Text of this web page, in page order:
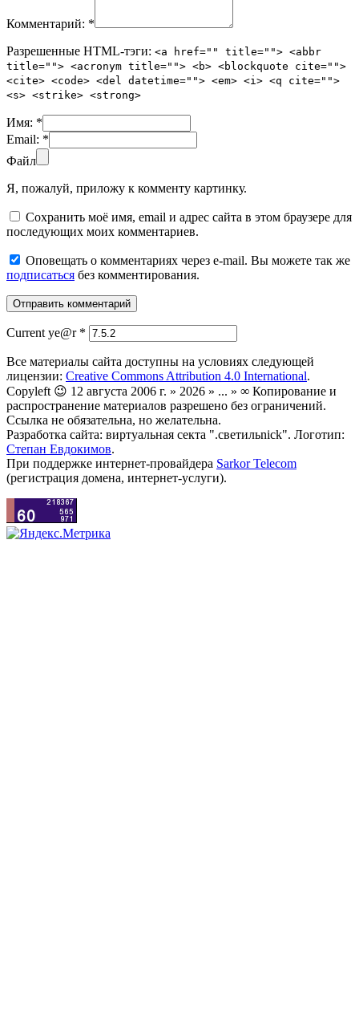
Комментарий: *
Разрешенные HTML-тэги: <a href="" title=""> <abbr
title=""> <acronym title=""> <b> <blockquote cite="">
<cite> <code> <del datetime=""> <em> <i> <q cite="">
<s> <strike> <strong>
Имя: *
Email: *
Файл
Я, пожалуй, приложу к комменту картинку.
Сохранить моё имя, email и адрес сайта в этом браузере для
последующих моих комментариев.
Оповещать о комментариях через e-mail. Вы можете так же
подписаться без комментирования.
Current ye@r *
Все материалы сайта доступны на условиях следующей
лицензии: Creative Commons Attribution 4.0 International.
Copyleft 😉 12 августа 2006 г. » 2026 » ... » ∞ Копирование и
распространение материалов разрешено без ограничений.
Ссылка не обязательна, но желательна.
Разработка сайта: виртуальная секта ".светильnick". Логотип:
Степан Евдокимов.
При поддержке интернет-провайдера Sarkor Telecom
(регистрация домена, интернет-услуги).